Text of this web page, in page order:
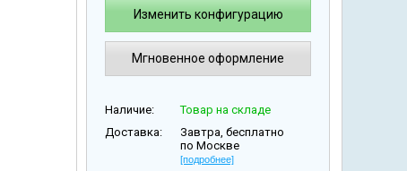
Изменить конфигурацию
Мгновенное оформление
Наличие:
Товар на складе
Доставка:
Завтра, бесплатно
по Москве
[подробнее]